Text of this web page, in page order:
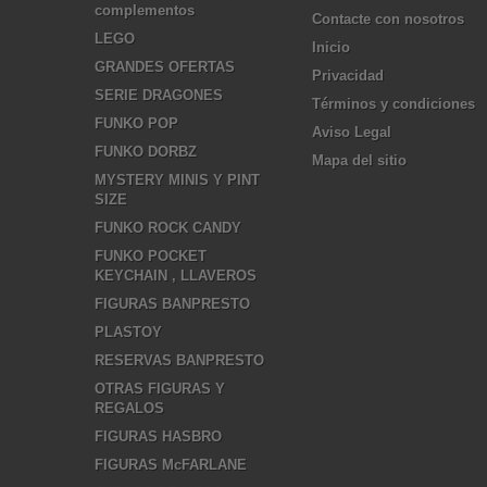
complementos
LEGO
GRANDES OFERTAS
SERIE DRAGONES
FUNKO POP
FUNKO DORBZ
MYSTERY MINIS Y PINT
SIZE
FUNKO ROCK CANDY
FUNKO POCKET
KEYCHAIN , LLAVEROS
FIGURAS BANPRESTO
PLASTOY
RESERVAS BANPRESTO
OTRAS FIGURAS Y
REGALOS
FIGURAS HASBRO
FIGURAS McFARLANE
Contacte con nosotros
Inicio
Privacidad
Términos y condiciones
Aviso Legal
Mapa del sitio